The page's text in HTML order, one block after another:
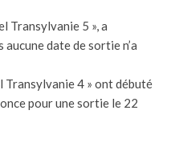
Transylvanie 5 », a
date de sortie n’a
Transylvanie 4 » ont débuté
pour une sortie le 22